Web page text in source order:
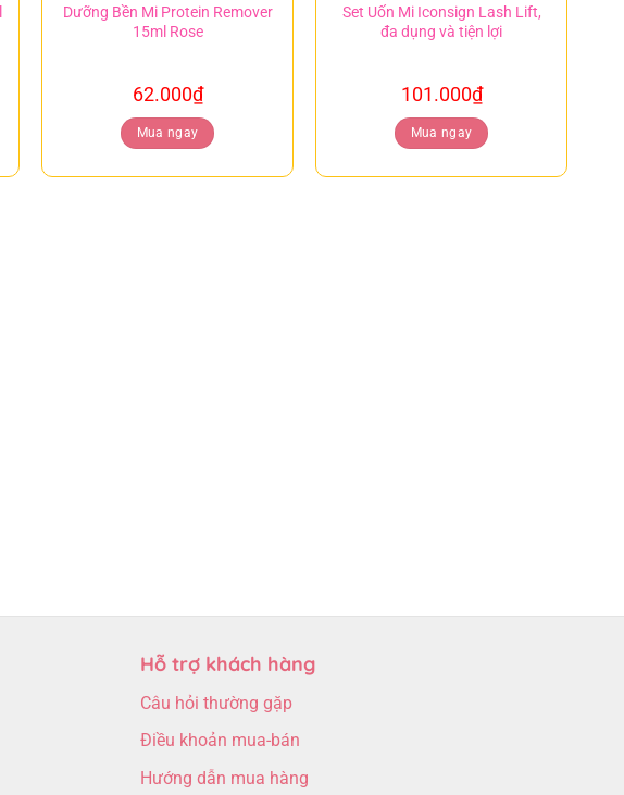
Dưỡng Bền Mi Protein Remover
15ml Rose
62.000₫
Mua ngay
Set Uốn Mi Iconsign Lash Lift,
đa dụng và tiện lợi
101.000₫
Mua ngay
Hỗ trợ khách hàng
Câu hỏi thường gặp
Điều khoản mua-bán
Hướng dẫn mua hàng